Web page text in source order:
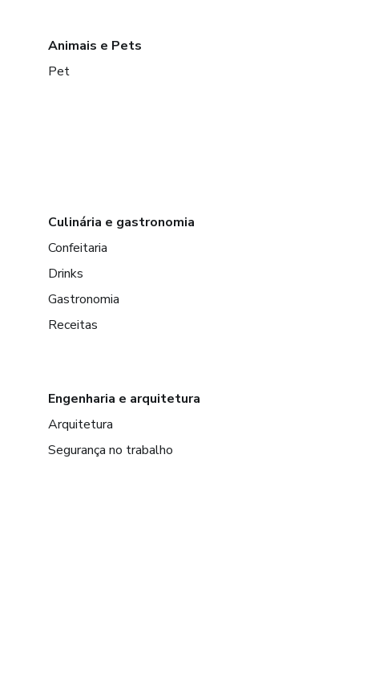
Animais e Pets
Pet
Culinária e gastronomia
Confeitaria
Drinks
Gastronomia
Receitas
Engenharia e arquitetura
Arquitetura
Segurança no trabalho